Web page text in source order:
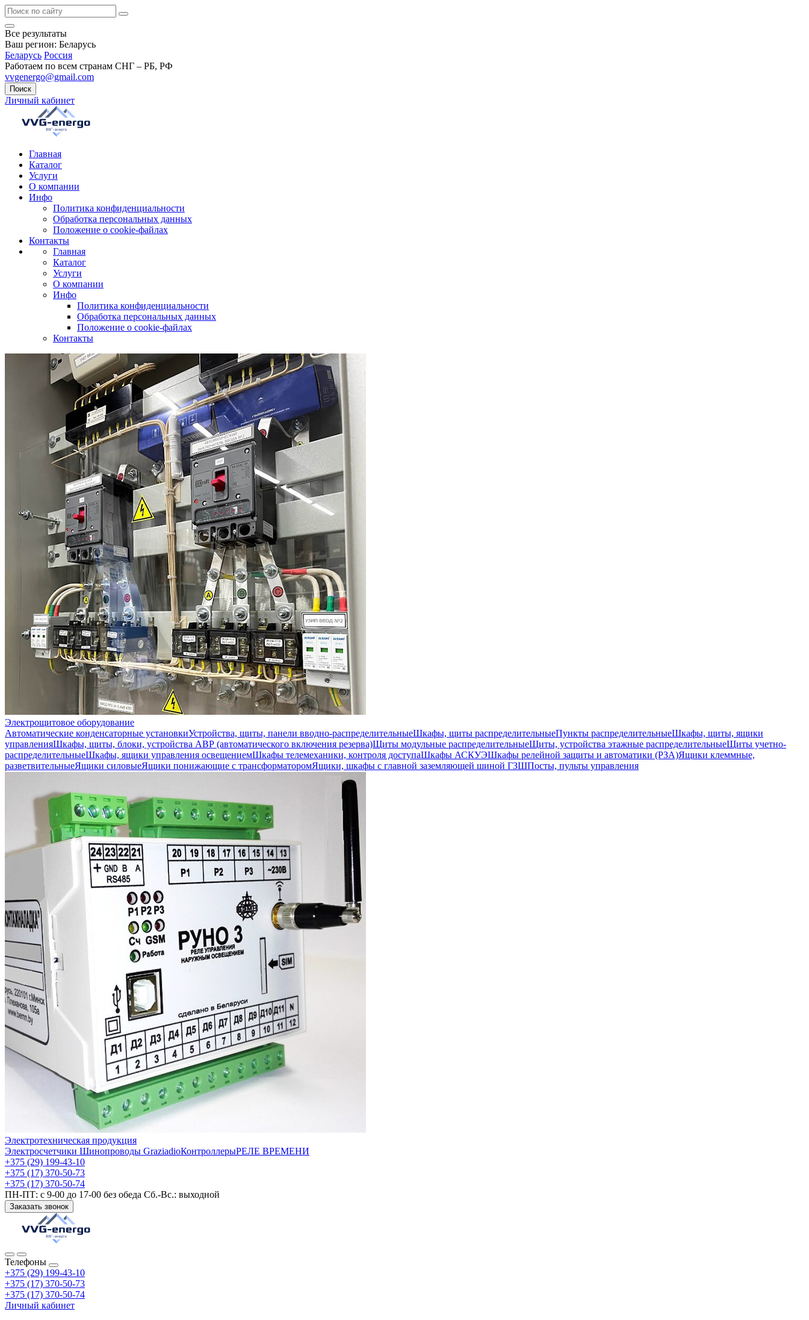
Все результаты
Ваш регион: Беларусь
Беларусь Россия
Работаем по всем странам СНГ – РБ, РФ
vvgenergo@gmail.com
Поиск
Личный кабинет
Главная
Каталог
Услуги
О компании
Инфо
Политика конфиденциальности
Обработка персональных данных
Положение о cookie-файлах
Контакты
Главная
Каталог
Услуги
О компании
Инфо
Политика конфиденциальности
Обработка персональных данных
Положение о cookie-файлах
Контакты
Электрощитовое оборудование
Автоматические конденсаторные установкиУстройства, щиты, панели вводно-распределительныеШкафы, щиты распределительныеПункты распределительныеШкафы, щиты, ящики
управленияШкафы, щиты, блоки, устройства АВР (автоматического включения резерва)Щиты модульные распределительныеЩиты, устройства этажные распределительныеЩиты учетно-
распределительныеШкафы, ящики управления освещениемШкафы телемеханики, контроля доступаШкафы АСКУЭШкафы релейной защиты и автоматики (РЗА)Ящики клеммные,
разветвительныеЯщики силовыеЯщики понижающие с трансформаторомЯщики, шкафы с главной заземляющей шиной ГЗШПосты, пульты управления
Электротехническая продукция
Электросчетчики Шинопроводы GraziadioКонтроллерыРЕЛЕ ВРЕМЕНИ
+375 (29) 199-43-10
+375 (17) 370-50-73
+375 (17) 370-50-74
ПН-ПТ: с 9-00 до 17-00 без обеда Сб.-Вс.: выходной
Заказать звонок
Телефоны
+375 (29) 199-43-10
+375 (17) 370-50-73
+375 (17) 370-50-74
Личный кабинет